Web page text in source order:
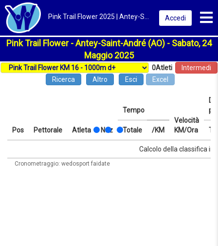
Accedi
Pink Trail Flower - Antey-Saint-André (AO) - Sabato, 24
Maggio 2025
0Atleti
Intermedi
Ricerca
Altro Esci Excel
Pos Pettorale Atleta Naz
Tempo
Velocità
KM/Ora
Totale /KM
Tempo
Velocità
Totale /KM
Calcolo della classifica in
Cronometraggio: wedosport faidate